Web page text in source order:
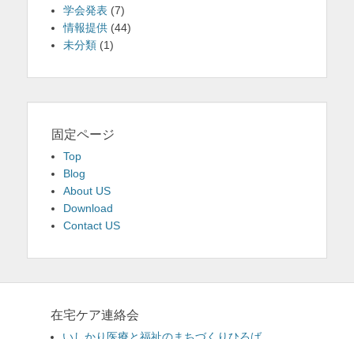
学会発表 (7)
情報提供 (44)
未分類 (1)
固定ページ
Top
Blog
About US
Download
Contact US
在宅ケア連絡会